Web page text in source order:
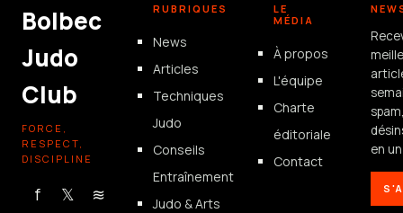
Bolbec
Judo
Club
FORCE,
RESPECT,
DISCIPLINE
f 𝕏 ≋
RUBRIQUES
News
Articles
Techniques
Judo
Conseils
Entraînement
Judo & Arts
LE
MÉDIA
À propos
L'équipe
Charte
éditoriale
Contact
en